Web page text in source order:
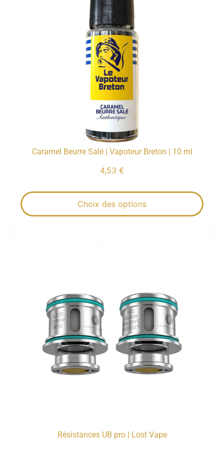
Caramel Beurre Salé | Vapoteur Breton | 10 ml
4,53 €
Choix des options
Résistances UB pro | Lost Vape